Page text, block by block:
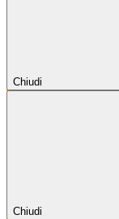
Chiudi
Chiudi